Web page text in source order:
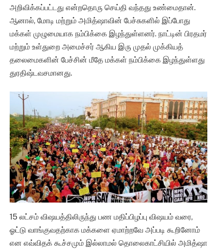
அறிவிக்கப்பட்டது என்றதொரு செய்தி வந்தது உண்மைதான்.
ஆனால், மோடி மற்றும் அமித்ஷாவின் பேச்சுகளில் இப்போது
மக்கள் முழுமையாக நம்பிக்கை இழந்துள்ளனர். நாட்டின் பிரதமர்
மற்றும் உள்துறை அமைச்சர் ஆகிய இரு முதல் முக்கியத்
தலைமைகளின் பேச்சின் மீதே மக்கள் நம்பிக்கை இழந்துள்ளது
துரதிஷ்டவசமானது.
15 லட்சம் விஷயத்திலிருந்து பண மதிப்பிழப்பு விஷயம் வரை,
ஓட்டு வாங்குவதற்காக மக்களை ஏமாற்றவே அப்படி கூறினோம்
என எவ்விதக் கூச்சமும் இல்லாமல் தொலைகாட்சியில் அமித்ஷா